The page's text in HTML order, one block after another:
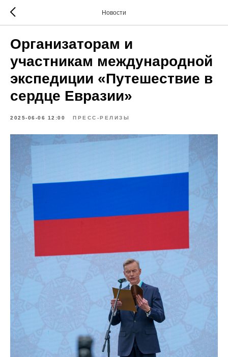
Новости
Организаторам и
участникам международной
экспедиции «Путешествие в
сердце Евразии»
2025-06-06 12:00 ПРЕСС-РЕЛИЗЫ